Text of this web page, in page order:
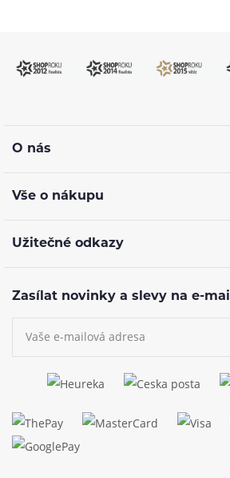
O nás
Vše o nákupu
Užitečné odkazy
Zasílat novinky a slevy na e-mail